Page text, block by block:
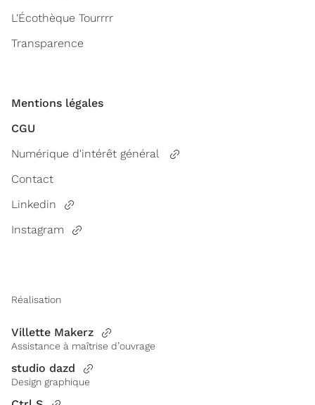
L'Écothèque Tourrrr
Transparence
Mentions légales
CGU
Numérique d'intérêt général
Contact
Linkedin
Instagram
Réalisation
Villette Makerz
Assistance à maîtrise d’ouvrage
studio dazd
Design graphique